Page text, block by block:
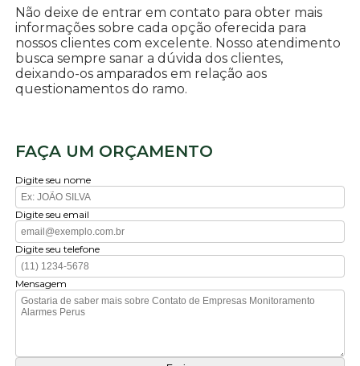
Não deixe de entrar em contato para obter mais
informações sobre cada opção oferecida para
nossos clientes com excelente. Nosso atendimento
busca sempre sanar a dúvida dos clientes,
deixando-os amparados em relação aos
questionamentos do ramo.
FAÇA UM ORÇAMENTO
Digite seu nome
Digite seu email
Digite seu telefone
Mensagem